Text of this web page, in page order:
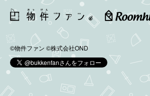
©物件ファン ©株式会社OND